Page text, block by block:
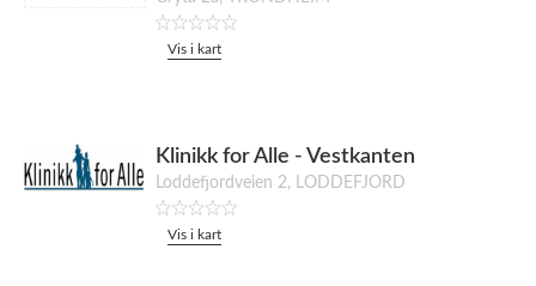
Vis i kart
Klinikk for Alle - Vestkanten
Loddefjordveien 2, LODDEFJORD
Vis i kart